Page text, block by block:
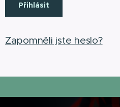
Přihlásit
Zapomněli jste heslo?